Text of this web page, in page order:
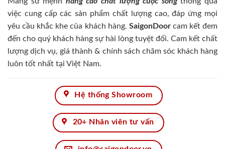
việc cung cấp các sản phẩm chất lượng cao, đáp ứng mọi
yêu cầu khắc khe của khách hàng. SaigonDoorcam kết đem
đến cho quý khách hàng sự hài lòng tuyệt đối. Cam kết chất
lượng dịch vụ, giá thành & chính sách chăm sóc khách hàng
luôn tốt nhất tại Việt Nam.
Hệ thống Showroom
20+ Nhân viên tư vấn